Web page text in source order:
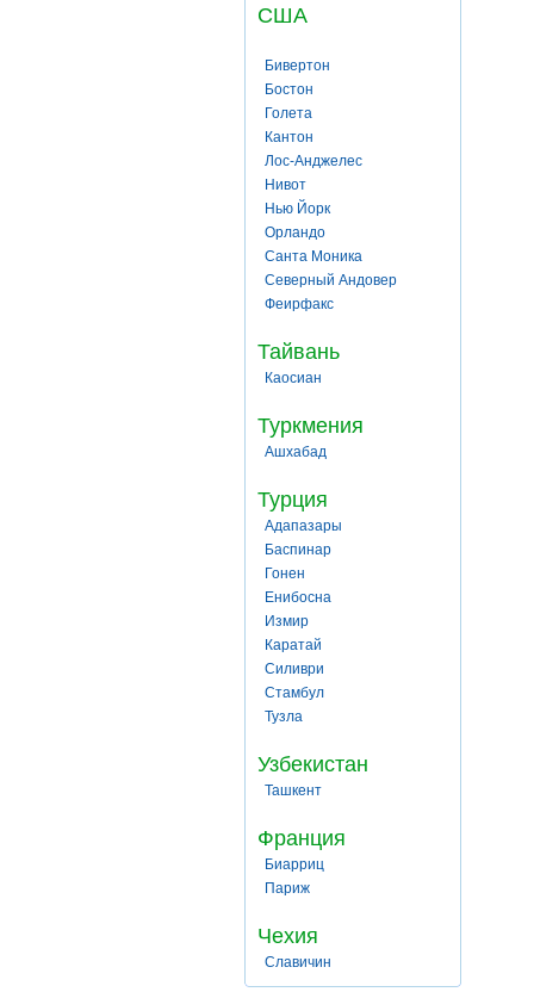
США
Бивертон
Бостон
Голета
Кантон
Лос-Анджелес
Нивот
Нью Йорк
Орландо
Санта Моника
Северный Андовер
Феирфакс
Тайвань
Каосиан
Туркмения
Ашхабад
Турция
Адапазары
Баспинар
Гонен
Енибосна
Измир
Каратай
Силиври
Стамбул
Тузла
Узбекистан
Ташкент
Франция
Биарриц
Париж
Чехия
Славичин